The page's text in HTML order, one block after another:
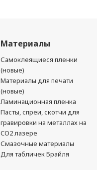
Материалы
Самоклеящиеся пленки
(новые)
Материалы для печати
(новые)
Ламинационная пленка
Пасты, спреи, скотчи для
гравировки на металлах на
CO2 лазере
Смазочные материалы
Для табличек Брайля